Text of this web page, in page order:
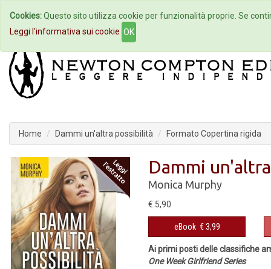
Home Autori Eventi
Home Dammi un'altra possibilità Formato Copertina rigida
Dammi
Monica Murphy
€ 5,90
eBook € 3,99
Ai primi posti delle classifiche
One Week Girlfriend Series
Cookies:Questo sito utilizza cookie per funzionalità proprie. Se
Leggi l'informativa sui cookie OK